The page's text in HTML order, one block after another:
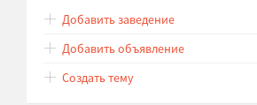
Добавить заведение
Добавить объявление
Создать тему